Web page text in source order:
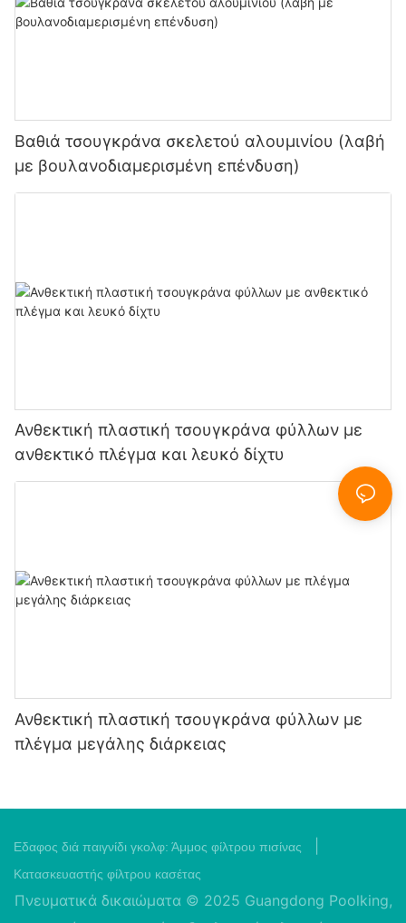
Βαθιά τσουγκράνα σκελετού αλουμινίου (λαβή
με βουλανοδιαμερισμένη επένδυση)
Ανθεκτική πλαστική τσουγκράνα φύλλων με
ανθεκτικό πλέγμα και λευκό δίχτυ
Ανθεκτική πλαστική τσουγκράνα φύλλων με
πλέγμα μεγάλης διάρκειας
Εδαφος διά παιγνίδι γκολφ: Άμμος φίλτρου πισίνας
Κατασκευαστής φίλτρου κασέτας
Πνευματικά δικαιώματα © 2025 Guangdong Poolking,